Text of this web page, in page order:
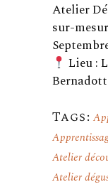
Atelier
sur-
Lieu :
Tags:
Atelier
Atelier